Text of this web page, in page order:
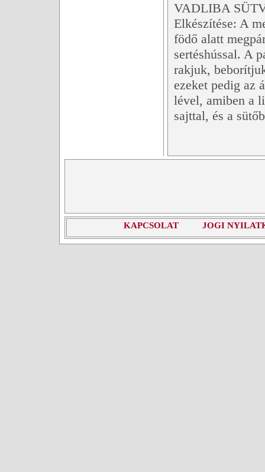
VADLIBA
Elkészítése: A
födő alatt
sertéshússal. A
rakjuk,
ezeket pedig az
lével, amiben a
sajttal, és a
KAPCSOLAT JOGI